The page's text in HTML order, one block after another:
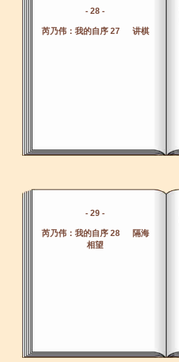
- 28 -
芮乃伟：我的自序 27 讲棋
- 29 -
芮乃伟：我的自序 28 隔海
相望